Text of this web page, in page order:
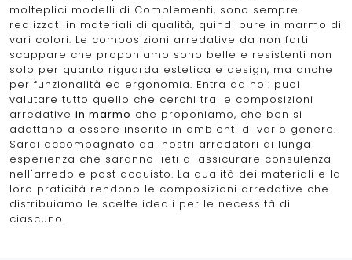
molteplici modelli di Complementi, sono sempre
realizzati in materiali di qualità, quindi pure in marmo di
vari colori. Le composizioni arredative da non farti
scappare che proponiamo sono belle e resistenti non
solo per quanto riguarda estetica e design, ma anche
per funzionalità ed ergonomia. Entra da noi: puoi
valutare tutto quello che cerchi tra le composizioni
arredative in marmo che proponiamo, che ben si
adattano a essere inserite in ambienti di vario genere.
Sarai accompagnato dai nostri arredatori di lunga
esperienza che saranno lieti di assicurare consulenza
nell'arredo e post acquisto. La qualità dei materiali e la
loro praticità rendono le composizioni arredative che
distribuiamo le scelte ideali per le necessità di
ciascuno.